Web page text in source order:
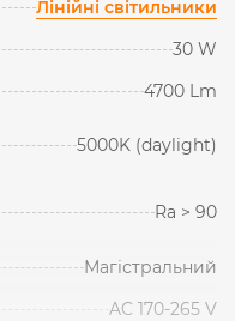
Лінійні світильники
30 W
4700 Lm
5000K (daylight)
Ra > 90
Магістральний
AC 170-265 V